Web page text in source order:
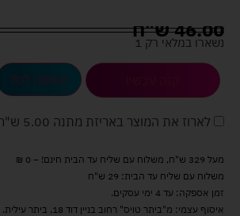
46.00ש"ח
נשארו במלאי רק 1
הוספה לסל
לארוז את המוצר באריזת מתנה 5.00 ש"ח
מעל 329 ש"ח, משלוח עם שליח עד הבית חינם! – 0 ₪
משלוח עם שליח עד הבית: 29 ש"ח
זמן אספקה: עד 4 ימי עסקים.
איסוף עצמי: מ"ביתר טויס" רחוב בניין דוד 18, ביתר עילית.